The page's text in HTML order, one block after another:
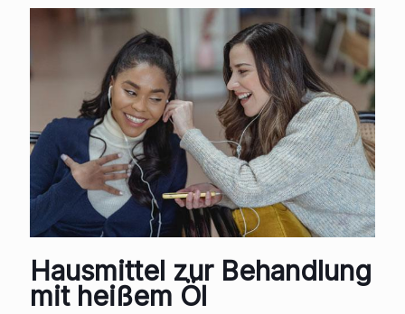
Hausmittel zur Behandlung
mit heißem Öl